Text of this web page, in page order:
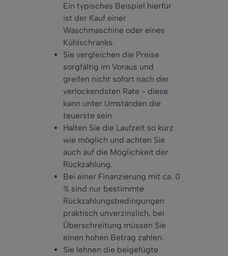
Ein typisches Beispiel hierfür
ist der Kauf einer
Waschmaschine oder eines
Kühlschranks.
Sie vergleichen die Preise
sorgfältig im Voraus und
greifen nicht sofort nach der
verlockendsten Rate - diese
kann unter Umständen die
teuerste sein.
Halten Sie die Laufzeit so kurz
wie möglich und achten Sie
auch auf die Möglichkeit der
Rückzahlung.
Bei einer Finanzierung mit ca. 0
% sind nur bestimmte
Rückzahlungsbedingungen
praktisch unverzinslich, bei
Überschreitung müssen Sie
einen hohen Betrag zahlen.
Sie lehnen die beigefügte